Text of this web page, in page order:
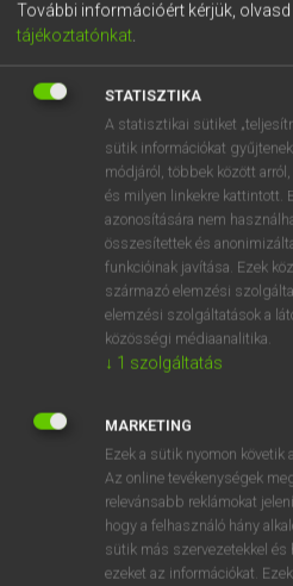
Díjmentes angol szótár
stole
keresése szótárainkban
DÍJMENTES ANGOL SZÓTÁR
stokehold
stokehole
További információért kérjük, olvasd
tájékoztatónkat
STATISZTIKA
A statisztikai sütiket
sütik információkat
módjáról, többek között
és milyen linkekre kattintott.
azonosítására nem
összesítettek és
funkcióinak javítása. Ezek
származó elemzési
elemzési szolgáltatások a
közösségi médiaanalitika.
↓ 1 szolgáltatás
MARKETING
Ezek a sütik nyomon követik
Az online tevékenységek
relevánsabb reklámokat
hogy a felhasználó hány
sütik más szervezetekkel
ezeket az információkat.
5 6 7 8 9
r t z u i
k l
n m , .